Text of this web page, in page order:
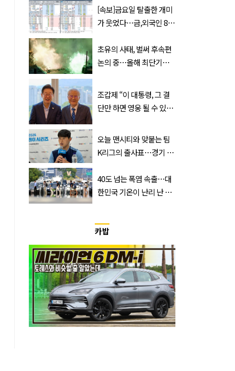
[속보]금요일 탈출한 개미
가 웃었다…금,외국인 8조
하이닉스 '와르르'
초유의 사태, 벌써 후속편
논의 중…올해 최단기간
정체
조갑제 “이 대통령, 그 결
단만 하면 영웅 될 수 있
오늘 맨시티와 맞붙는 팀
K리그의 출사표…경기 시
40도 넘는 폭염 속출…대
한민국 기온이 난리 난 이
카밥